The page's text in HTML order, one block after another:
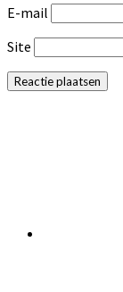
E-mail
Site